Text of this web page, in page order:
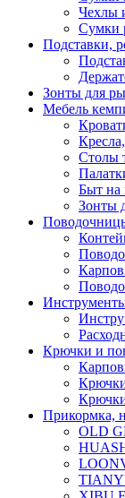
Чехлы
Сумки
Подставки,
Зонты для
Мебель
Столы
Быт на
Зонты
Крючки и
Прикормка,
OLD